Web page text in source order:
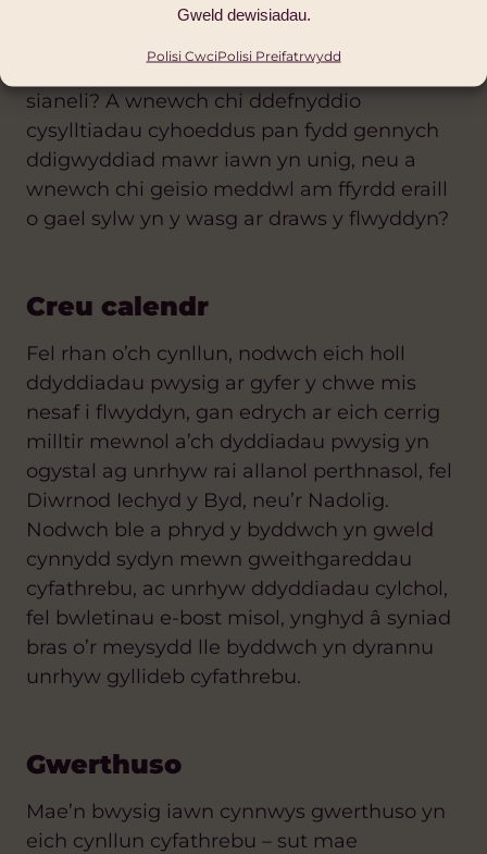
Gweld dewisiadau.
Polisi CwciPolisi Preifatrwydd
cyfathrebu, ond nodwch yn fwy manwl yma
enghraifft, ai e-byst a’r we fydd eich prif
sianeli? A wnewch chi ddefnyddio
cysylltiadau cyhoeddus pan fydd gennych
ddigwyddiad mawr iawn yn unig, neu a
wnewch chi geisio meddwl am ffyrdd eraill
o gael sylw yn y wasg ar draws y flwyddyn?
Creu calendr
Fel rhan o’ch cynllun, nodwch eich holl
ddyddiadau pwysig ar gyfer y chwe mis
nesaf i flwyddyn, gan edrych ar eich cerrig
milltir mewnol a’ch dyddiadau pwysig yn
ogystal ag unrhyw rai allanol perthnasol, fel
Diwrnod Iechyd y Byd, neu’r Nadolig.
Nodwch ble a phryd y byddwch yn gweld
cynnydd sydyn mewn gweithgareddau
cyfathrebu, ac unrhyw ddyddiadau cylchol,
fel bwletinau e-bost misol, ynghyd â syniad
bras o’r meysydd lle byddwch yn dyrannu
unrhyw gyllideb cyfathrebu.
Gwerthuso
Mae’n bwysig iawn cynnwys gwerthuso yn
eich cynllun cyfathrebu – sut mae